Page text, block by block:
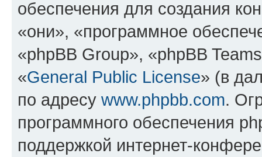
обеспечения для создания
«они», «программное
«phpBB Group», «phpBB
«General Public License» (в
по адресу www.phpbb.com.
программного обеспечения
поддержкой интернет-